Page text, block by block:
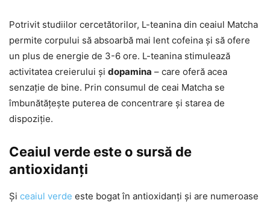
Potrivit studiilor cercetătorilor, L-teanina din ceaiul Matcha
permite corpului să absoarbă mai lent cofeina și să ofere
un plus de energie de 3-6 ore. L-teanina stimulează
activitatea creierului și dopamina – care oferă acea
senzație de bine. Prin consumul de ceai Matcha se
îmbunătățește puterea de concentrare și starea de
dispoziție.
Ceaiul verde este o sursă de
antioxidanți
Și ceaiul verde este bogat în antioxidanți și are numeroase